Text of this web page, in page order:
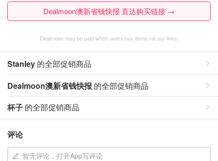
Dealmoon澳新省钱快报 直达购买链接 →
Dealmoon may be paid when users buy items via our links.
Stanley 的全部促销商品
Dealmoon澳新省钱快报 的全部促销商品
杯子 的全部促销商品
评论
暂无评论，打开App写评论